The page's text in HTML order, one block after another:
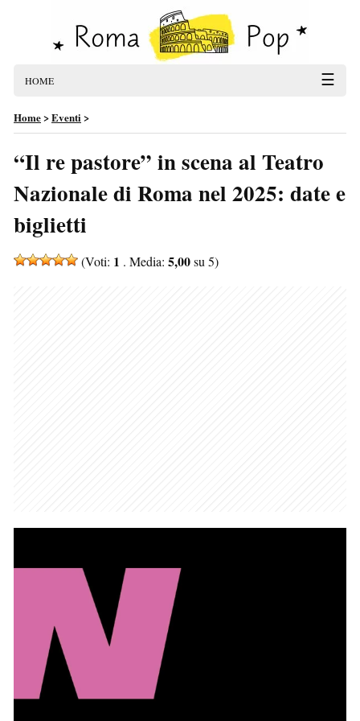
HOME ☰
Home>Eventi>
“Il re pastore” in scena al Teatro
Nazionale di Roma nel 2025: date e
biglietti
(Voti: 1 . Media: 5,00su 5)